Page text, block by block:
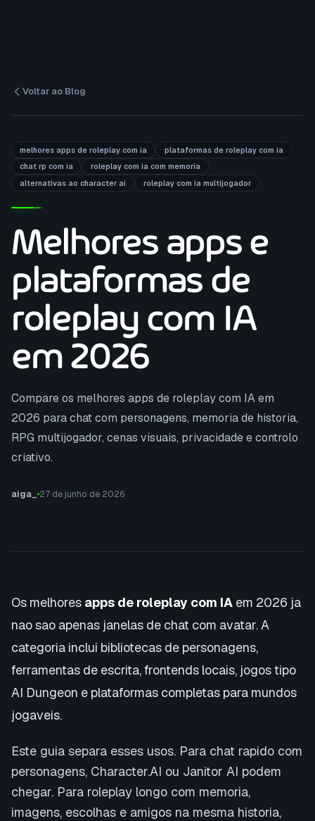
Voltar ao Blog
melhores apps de roleplay com ia
plataformas de roleplay com ia
chat rp com ia
roleplay com ia com memoria
alternativas ao character ai
roleplay com ia multijogador
Melhores apps e
plataformas de
roleplay com IA
em 2026
Compare os melhores apps de roleplay com IA em
2026 para chat com personagens, memoria de historia,
RPG multijogador, cenas visuais, privacidade e controlo
criativo.
aiga_ 27 de junho de 2026
Os melhores apps de roleplay com IA em 2026 ja
nao sao apenas janelas de chat com avatar. A
categoria inclui bibliotecas de personagens,
ferramentas de escrita, frontends locais, jogos tipo
AI Dungeon e plataformas completas para mundos
jogaveis.
Este guia separa esses usos. Para chat rapido com
personagens, Character.AI ou Janitor AI podem
chegar. Para roleplay longo com memoria,
imagens, escolhas e amigos na mesma historia,